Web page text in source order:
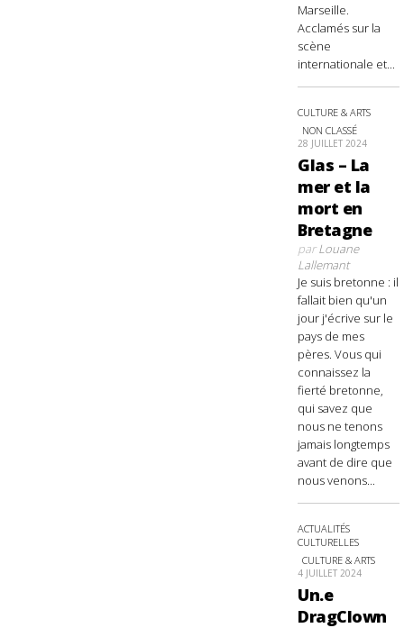
Marseille.
Acclamés sur la
scène
internationale et...
CULTURE & ARTS
NON CLASSÉ
28 JUILLET 2024
Glas – La
mer et la
mort en
Bretagne
parLouane
Lallemant
Je suis bretonne : il
fallait bien qu'un
jour j'écrive sur le
pays de mes
pères. Vous qui
connaissez la
fierté bretonne,
qui savez que
nous ne tenons
jamais longtemps
avant de dire que
nous venons...
ACTUALITÉS
CULTURELLES
CULTURE & ARTS
4 JUILLET 2024
Un.e
DragClown